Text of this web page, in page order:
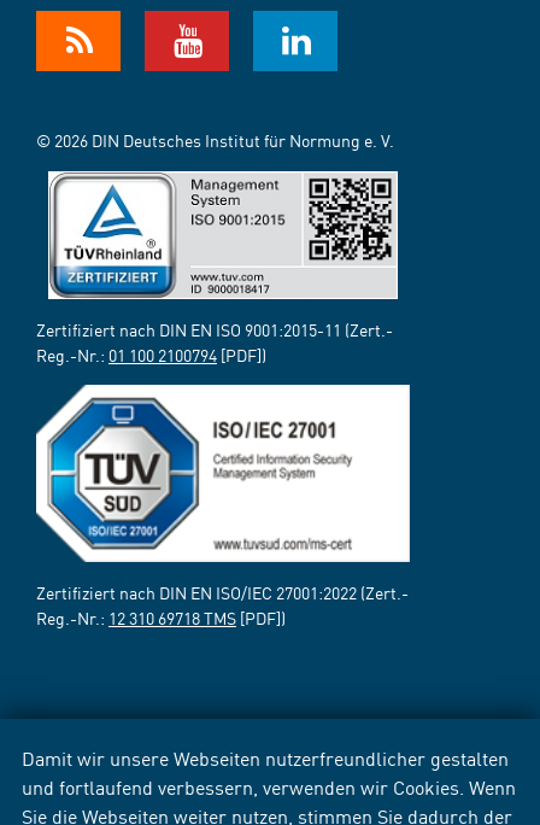
Damit wir unsere Webseiten nutzerfreundlicher gestalten
und fortlaufend verbessern, verwenden wir Cookies. Wenn
Sie die Webseiten weiter nutzen, stimmen Sie dadurch der
© 2026 DIN Deutsches Institut für Normung e. V.
Zertifiziert nach DIN EN ISO 9001:2015-11 (Zert.-
Reg.-Nr.: 01 100 2100794 [PDF])
Zertifiziert nach DIN EN ISO/IEC 27001:2022 (Zert.-
Reg.-Nr.: 12 310 69718 TMS [PDF])